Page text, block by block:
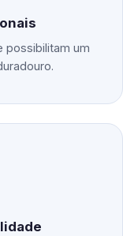
possibilitam um